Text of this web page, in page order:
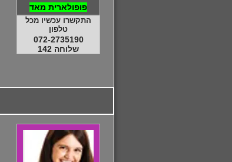
פופולארית מאד
התקשרו עכשיו מכל
טלפון
072-2735190
שלוחה 142